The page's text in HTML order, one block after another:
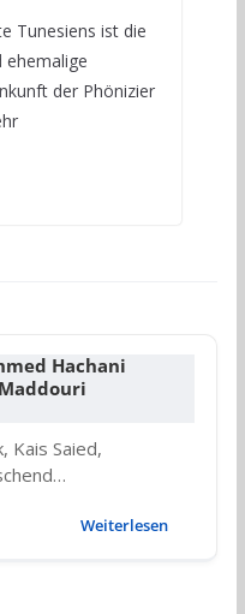
Tunesiens ist die
ehemalige
der Phönizier
Hachani
Kais Saied,
Weiterlesen